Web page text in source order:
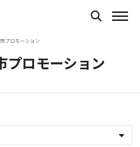
プロモーション
プロモーション